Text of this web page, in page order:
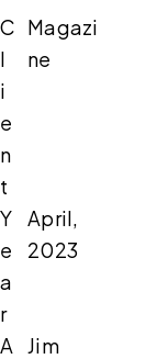
C
l
i
e
n
t
Magazi
ne
Y
e
a
r
April,
2023
A
Jim